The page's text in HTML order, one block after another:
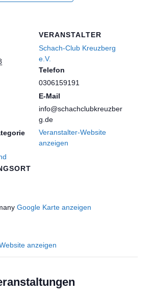
Google Karte anzeigen
anzeigen
VERANSTALTER
Schach-Club Kreuzberg
e.V.
Telefon
0306159191
E-Mail
info@schachclubkreuzber
g.de
Veranstalter-Website
anzeigen